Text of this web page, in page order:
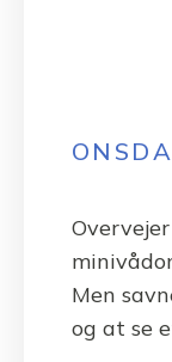
Men
og at se